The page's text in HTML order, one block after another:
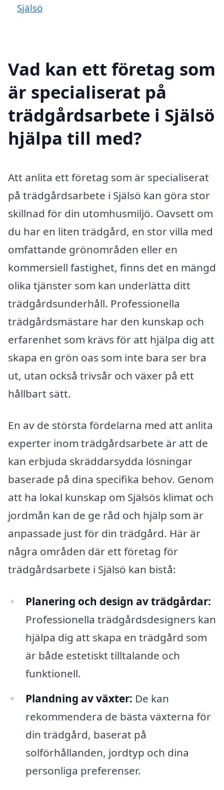
Själsö
Vad kan ett företag som
är specialiserat på
trädgårdsarbete i Själsö
hjälpa till med?
Att anlita ett företag som är specialiserat
på trädgårdsarbete i Själsö kan göra stor
skillnad för din utomhusmiljö. Oavsett om
du har en liten trädgård, en stor villa med
omfattande grönområden eller en
kommersiell fastighet, finns det en mängd
olika tjänster som kan underlätta ditt
trädgårdsunderhåll. Professionella
trädgårdsmästare har den kunskap och
erfarenhet som krävs för att hjälpa dig att
skapa en grön oas som inte bara ser bra
ut, utan också trivsår och växer på ett
hållbart sätt.
En av de största fördelarna med att anlita
experter inom trädgårdsarbete är att de
kan erbjuda skräddarsydda lösningar
baserade på dina specifika behov. Genom
att ha lokal kunskap om Själsös klimat och
jordmån kan de ge råd och hjälp som är
anpassade just för din trädgård. Här är
några områden där ett företag för
trädgårdsarbete i Själsö kan bistå:
Planering och design av trädgårdar:
Professionella trädgårdsdesigners kan
hjälpa dig att skapa en trädgård som
är både estetiskt tilltalande och
funktionell.
Plandning av växter: De kan
rekommendera de bästa växterna för
din trädgård, baserat på
solförhållanden, jordtyp och dina
personliga preferenser.